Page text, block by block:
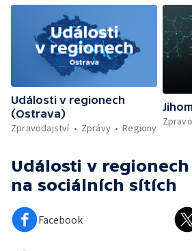
Události v regionech
(Ostrava)
Zpravodajství
Zprávy Regiony
Události v
na sociálních sítích
Facebook